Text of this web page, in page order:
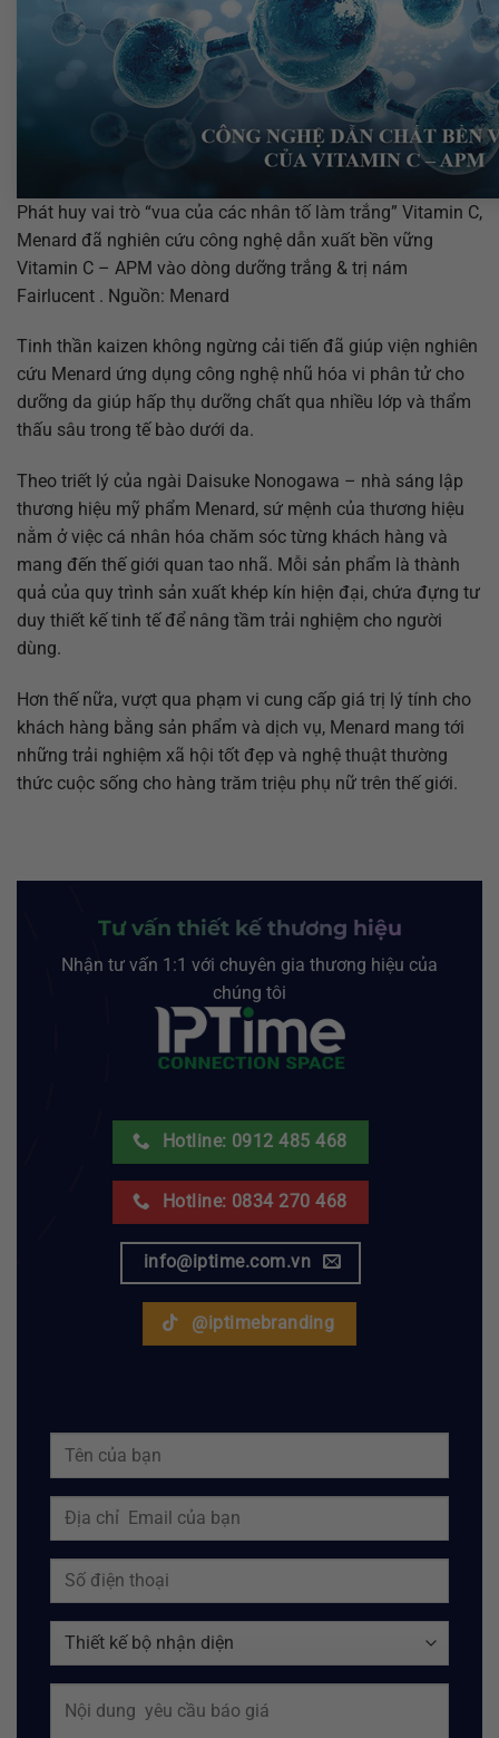
Phát huy vai trò “vua của các nhân tố làm trắng” Vitamin C,
Menard đã nghiên cứu công nghệ dẫn xuất bền vững
Vitamin C – APM vào dòng dưỡng trắng & trị nám
Fairlucent . Nguồn: Menard
Tinh thần kaizen không ngừng cải tiến đã giúp viện nghiên
cứu Menard ứng dụng công nghệ nhũ hóa vi phân tử cho
dưỡng da giúp hấp thụ dưỡng chất qua nhiều lớp và thẩm
thấu sâu trong tế bào dưới da.
Theo triết lý của ngài Daisuke Nonogawa – nhà sáng lập
thương hiệu mỹ phẩm Menard, sứ mệnh của thương hiệu
nằm ở việc cá nhân hóa chăm sóc từng khách hàng và
mang đến thế giới quan tao nhã. Mỗi sản phẩm là thành
quả của quy trình sản xuất khép kín hiện đại, chứa đựng tư
duy thiết kế tinh tế để nâng tầm trải nghiệm cho người
dùng.
Hơn thế nữa, vượt qua phạm vi cung cấp giá trị lý tính cho
khách hàng bằng sản phẩm và dịch vụ, Menard mang tới
những trải nghiệm xã hội tốt đẹp và nghệ thuật thường
thức cuộc sống cho hàng trăm triệu phụ nữ trên thế giới.
Tư vấn thiết kế thương hiệu
Nhận tư vấn 1:1 với chuyên gia thương hiệu của
chúng tôi
Hotline: 0912 485 468
Hotline: 0834 270 468
info@iptime.com.vn
@iptimebranding